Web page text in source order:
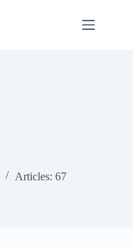
Articles: 67